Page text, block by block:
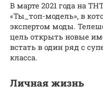
В марте 2021 года на
«Ты_топ-модель», в
экспертом моды.
цель открыть новые
встать в один ряд с
класса.
Личная жизнь